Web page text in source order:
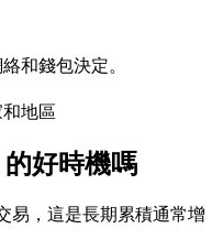
約
品衍生性商品
和錢包決定。
地區
好時機嗎
易，這是長期累積通常增